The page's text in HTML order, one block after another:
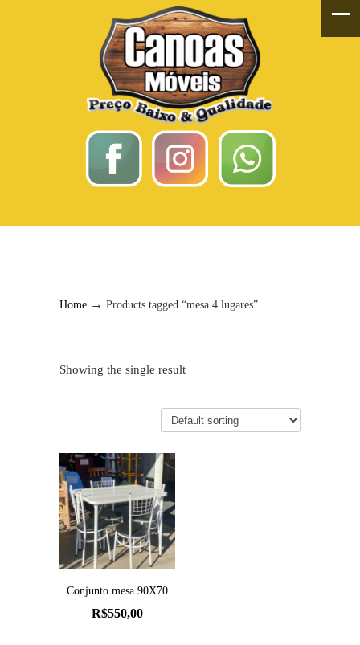
Home → Products tagged “mesa 4 lugares”
Showing the single result
Conjunto mesa 90X70
R$550,00